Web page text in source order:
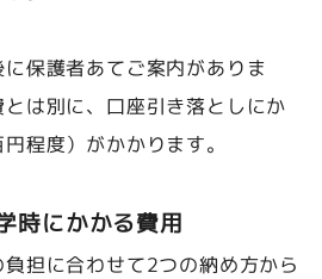
保護者あてご案内がありま
は別に、口座引き落としにか
程度）がかかります。
時にかかる費用
担に合わせて2つの納め方から